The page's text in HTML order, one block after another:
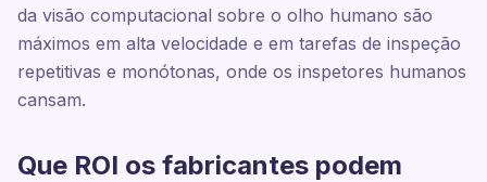
da visão computacional sobre o olho humano são
máximos em alta velocidade e em tarefas de inspeção
repetitivas e monótonas, onde os inspetores humanos
cansam.
Que ROI os fabricantes podem